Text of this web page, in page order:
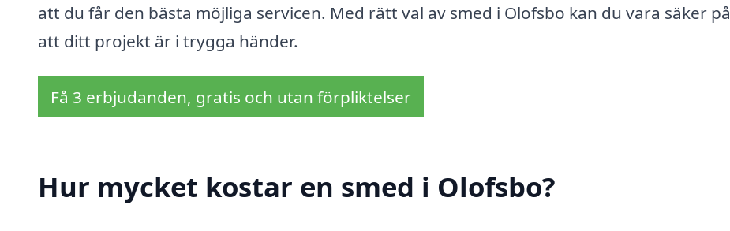
att du får den bästa möjliga servicen. Med rätt val av smed i Olofsbo kan du vara säker på
att ditt projekt är i trygga händer.
Få 3 erbjudanden, gratis och utan förpliktelser
Hur mycket kostar en smed i Olofsbo?